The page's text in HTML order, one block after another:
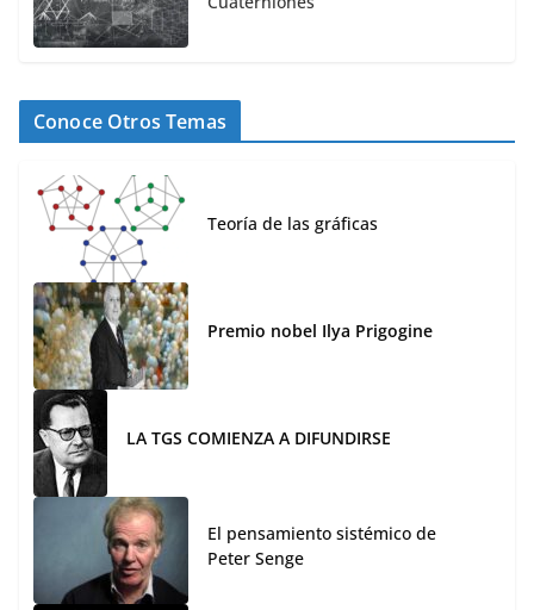
Conoce Otros Temas
Teoría de las gráficas
Premio nobel Ilya Prigogine
LA TGS COMIENZA A DIFUNDIRSE
El pensamiento sistémico de
Peter Senge